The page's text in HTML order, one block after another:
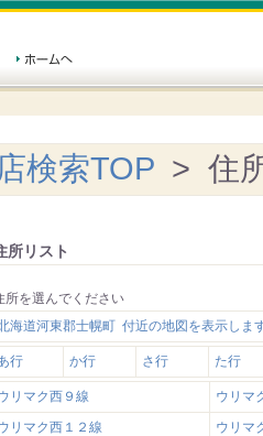
検索TOP > 住
所リスト
所を選んでください
海道河東郡士幌町 付近の地図を表示しま
行 か行 さ行 た行
リマク西９線
ウリマ
リマク西１２線
ウリマ